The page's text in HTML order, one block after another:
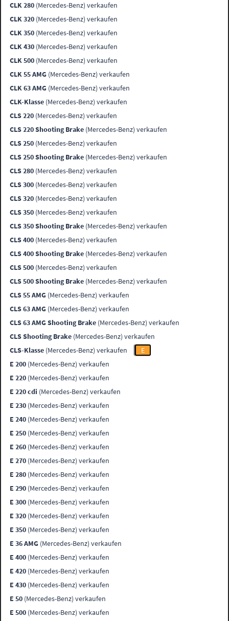
CLK 280 (Mercedes-Benz) verkaufen
CLK 320 (Mercedes-Benz) verkaufen
CLK 350 (Mercedes-Benz) verkaufen
CLK 430 (Mercedes-Benz) verkaufen
CLK 500 (Mercedes-Benz) verkaufen
CLK 55 AMG (Mercedes-Benz) verkaufen
CLK 63 AMG (Mercedes-Benz) verkaufen
CLK-Klasse (Mercedes-Benz) verkaufen
CLS 220 (Mercedes-Benz) verkaufen
CLS 220 Shooting Brake (Mercedes-Benz) verkaufen
CLS 250 (Mercedes-Benz) verkaufen
CLS 250 Shooting Brake (Mercedes-Benz) verkaufen
CLS 280 (Mercedes-Benz) verkaufen
CLS 300 (Mercedes-Benz) verkaufen
CLS 320 (Mercedes-Benz) verkaufen
CLS 350 (Mercedes-Benz) verkaufen
CLS 350 Shooting Brake (Mercedes-Benz) verkaufen
CLS 400 (Mercedes-Benz) verkaufen
CLS 400 Shooting Brake (Mercedes-Benz) verkaufen
CLS 500 (Mercedes-Benz) verkaufen
CLS 500 Shooting Brake (Mercedes-Benz) verkaufen
CLS 55 AMG (Mercedes-Benz) verkaufen
CLS 63 AMG (Mercedes-Benz) verkaufen
CLS 63 AMG Shooting Brake (Mercedes-Benz) verkaufen
CLS Shooting Brake (Mercedes-Benz) verkaufen
CLS-Klasse (Mercedes-Benz) verkaufen
E
E 200 (Mercedes-Benz) verkaufen
E 220 (Mercedes-Benz) verkaufen
E 220 cdi (Mercedes-Benz) verkaufen
E 230 (Mercedes-Benz) verkaufen
E 240 (Mercedes-Benz) verkaufen
E 250 (Mercedes-Benz) verkaufen
E 260 (Mercedes-Benz) verkaufen
E 270 (Mercedes-Benz) verkaufen
E 280 (Mercedes-Benz) verkaufen
E 290 (Mercedes-Benz) verkaufen
E 300 (Mercedes-Benz) verkaufen
E 320 (Mercedes-Benz) verkaufen
E 350 (Mercedes-Benz) verkaufen
E 36 AMG (Mercedes-Benz) verkaufen
E 400 (Mercedes-Benz) verkaufen
E 420 (Mercedes-Benz) verkaufen
E 430 (Mercedes-Benz) verkaufen
E 50 (Mercedes-Benz) verkaufen
E 500 (Mercedes-Benz) verkaufen